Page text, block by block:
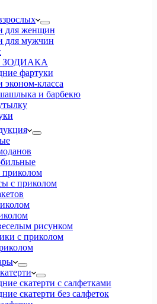
для женщин
для мужчин
ЗОДИАКА
фартуки
эконом-класса
и барбекю
приколом
с приколом
рисунком
с приколом
скатерти с салфетками
скатерти без салфеток